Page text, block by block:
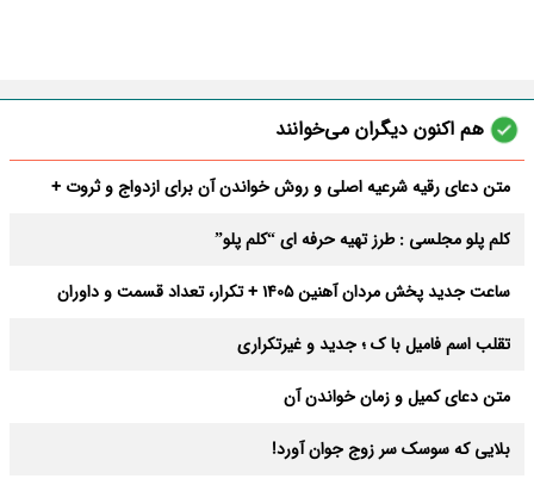
هم اکنون دیگران می‌خوانند
متن دعای رقیه شرعیه اصلی و روش خواندن آن برای ازدواج و ثروت +
کلم پلو مجلسی : طرز تهیه حرفه ای “کلم پلو”
ساعت جدید پخش مردان آهنین 1405 + تکرار، تعداد قسمت و داوران
تقلب اسم فامیل با ک ؛ جدید و غیرتکراری
متن دعای کمیل و زمان خواندن آن
بلایی که سوسک سر زوج جوان آورد!